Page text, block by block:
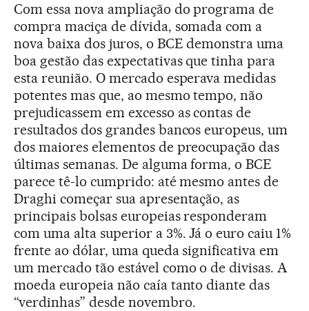
Com essa nova ampliação do programa de
compra maciça de dívida, somada com a
nova baixa dos juros, o BCE demonstra uma
boa gestão das expectativas que tinha para
esta reunião. O mercado esperava medidas
potentes mas que, ao mesmo tempo, não
prejudicassem em excesso as contas de
resultados dos grandes bancos europeus, um
dos maiores elementos de preocupação das
últimas semanas. De alguma forma, o BCE
parece tê-lo cumprido: até mesmo antes de
Draghi começar sua apresentação, as
principais bolsas europeias responderam
com uma alta superior a 3%. Já o euro caiu 1%
frente ao dólar, uma queda significativa em
um mercado tão estável como o de divisas. A
moeda europeia não caía tanto diante das
“verdinhas” desde novembro.